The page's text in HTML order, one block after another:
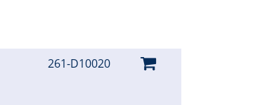
261-D10020